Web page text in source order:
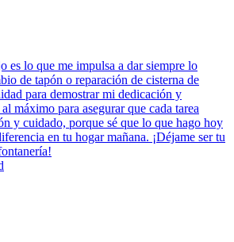
es lo que me impulsa a dar siempre lo
de tapón o reparación de cisterna de
para demostrar mi dedicación y
máximo para asegurar que cada tarea
y cuidado, porque sé que lo que hago hoy
en tu hogar mañana. ¡Déjame ser tu